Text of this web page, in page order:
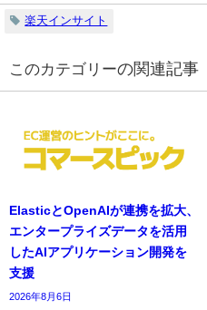
楽天インサイト
の関連記事
ElasticとOpenAIが連携を拡大、
エンタープライズデータを活用
したAIアプリケーション開発を
支援
2026年8月6日